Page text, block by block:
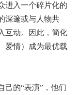
进入一个碎片化的
深邃或与人物共
互动。因此，简化
爱情）成为最优载
己的“表演”，他们